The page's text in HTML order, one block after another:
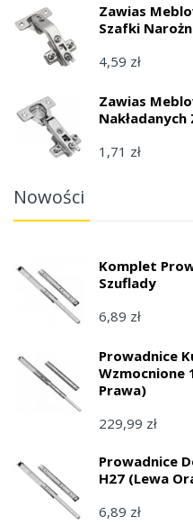
Zawias
Szafki
4,59 zł
Zawias
1,71 zł
Nowości
Komplet
Szuflady
6,89 zł
Prowadnice
Wzmocnione
Prawa)
229,99 zł
Prowadnice
H27 (lewa
6,89 zł